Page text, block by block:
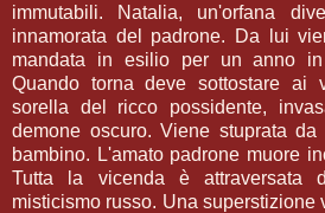
immutabili. Natalia, un'orfana
innamorata del padrone. Da lui
mandata in esilio per un anno
Quando torna deve sottostare ai
sorella del ricco possidente,
demone oscuro. Viene stuprata da
bambino. L'amato padrone muore
Tutta la vicenda è attraversata
misticismo russo. Una superstizione